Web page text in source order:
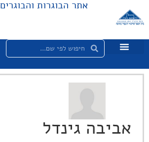
אתר הבוגרות והבוגרים
אביבה גינדל